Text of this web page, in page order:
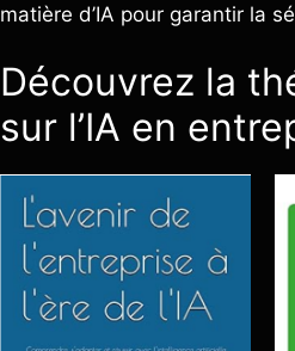
matière d’IA pour garantir la
Découvrez la
sur l’IA en